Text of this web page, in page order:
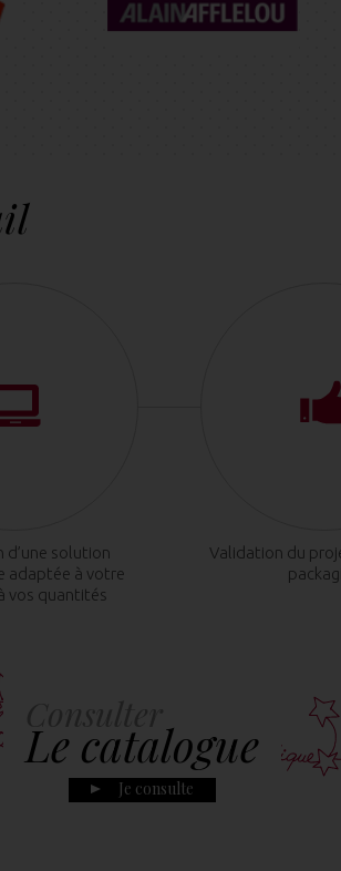
d’une solution
adaptée à votre
vos quantités
Validation du
Le catalogue
Je consulte